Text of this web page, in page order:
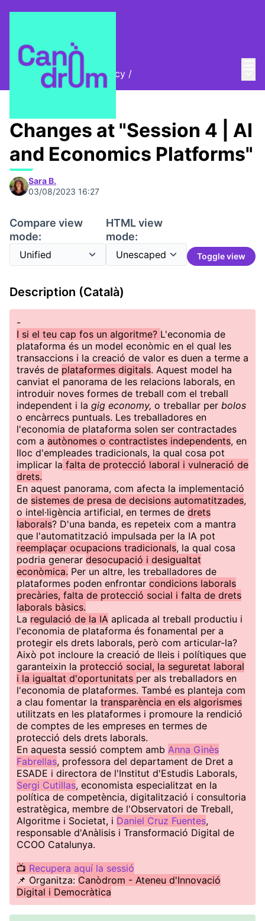
AI, Rights and Democracy /
Changes at "Session 4 | AI
and Economics Platforms"
Sara B.
03/08/2023 16:27
Compare view
mode:
HTML view
mode:
Toggle view
Description (Català)
-
I si el teu cap fos un algoritme? L'economia de
plataforma és un model econòmic en el qual les
transaccions i la creació de valor es duen a terme a
través de plataformes digitals. Aquest model ha
canviat el panorama de les relacions laborals, en
introduir noves formes de treball com el treball
independent i la gig economy, o treballar per bolos
o encàrrecs puntuals. Les treballadores en
l'economia de plataforma solen ser contractades
com a autònomes o contractistes independents, en
lloc d'empleades tradicionals, la qual cosa pot
implicar la falta de protecció laboral i vulneració de
drets.
En aquest panorama, com afecta la implementació
de sistemes de presa de decisions automatitzades,
o intel·ligència artificial, en termes de drets
laborals? D'una banda, es repeteix com a mantra
que l'automatització impulsada per la IA pot
reemplaçar ocupacions tradicionals, la qual cosa
podria generar desocupació i desigualtat
econòmica. Per un altre, les treballadores de
plataformes poden enfrontar condicions laborals
precàries, falta de protecció social i falta de drets
laborals bàsics.
La regulació de la IA aplicada al treball productiu i
l'economia de plataforma és fonamental per a
protegir els drets laborals, però com articular-la?
Això pot incloure la creació de lleis i polítiques que
garanteixin la protecció social, la seguretat laboral
i la igualtat d'oportunitats per als treballadors en
l'economia de plataformes. També es planteja com
a clau fomentar la transparència en els algorismes
utilitzats en les plataformes i promoure la rendició
de comptes de les empreses en termes de
protecció dels drets laborals.
En aquesta sessió comptem amb Anna Ginès
Fabrellas, professora del departament de Dret a
ESADE i directora de l'Institut d'Estudis Laborals,
Sergi Cutillas, economista especialitzat en la
política de competència, digitalització i consultoria
estratègica, membre de l'Observatori de Treball,
Algoritme i Societat, i Daniel Cruz Fuentes,
responsable d'Anàlisis i Transformació Digital de
CCOO Catalunya.
📺 Recupera aquí la sessió
📌 Organitza: Canòdrom - Ateneu d'Innovació
Digital i Democràtica